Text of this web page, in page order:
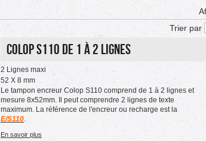
Trier par
Colop S110 de 1 à 2 lignes
2 Lignes maxi
52 X 8 mm
Le tampon encreur Colop S110 comprend de 1 à 2 lignes et
mesure 8x52mm. Il peut comprendre 2 lignes de texte
maximum. La référence de l'encreur ou recharge est la
E/S110.
En savoir plus